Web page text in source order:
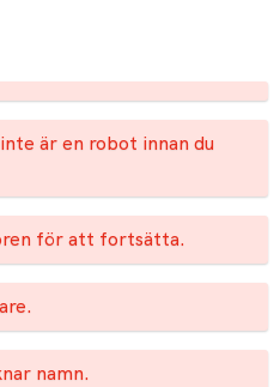
är en robot innan du
för att fortsätta.
namn.